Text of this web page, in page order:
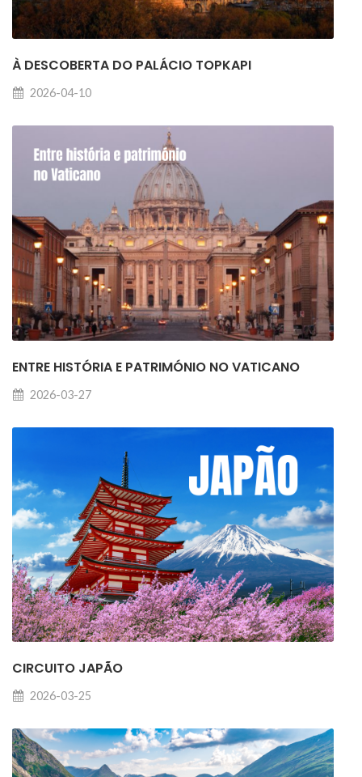
À DESCOBERTA DO PALÁCIO TOPKAPI
2026-04-10
ENTRE HISTÓRIA E PATRIMÓNIO NO VATICANO
2026-03-27
CIRCUITO JAPÃO
2026-03-25